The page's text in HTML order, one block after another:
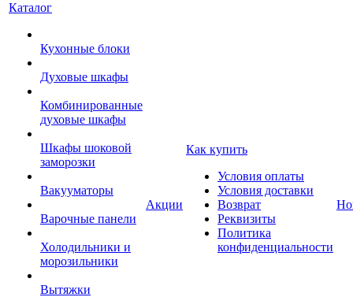
Каталог
Кухонные блоки
Духовые шкафы
Комбинированные
духовые шкафы
Шкафы шоковой
заморозки
Вакууматоры
Варочные панели
Холодильники и
морозильники
Вытяжки
Акции
Как купить
Условия оплаты
Условия доставки
Возврат
Реквизиты
Политика
конфиденциальности